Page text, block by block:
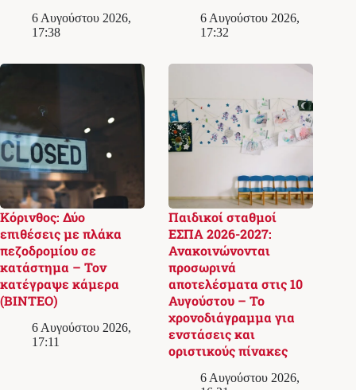
6 Αυγούστου 2026,
17:38
6 Αυγούστου 2026,
17:32
Κόρινθος: Δύο
επιθέσεις με πλάκα
πεζοδρομίου σε
κατάστημα – Τον
κατέγραψε κάμερα
(ΒΙΝΤΕΟ)
6 Αυγούστου 2026,
17:11
Παιδικοί σταθμοί
ΕΣΠΑ 2026-2027:
Ανακοινώνονται
προσωρινά
αποτελέσματα στις 10
Αυγούστου – Το
χρονοδιάγραμμα για
ενστάσεις και
οριστικούς πίνακες
6 Αυγούστου 2026,